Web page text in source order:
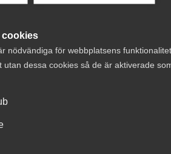
cookies
nödvändiga för webbplatsens
utan dessa cookies så de är aktiverade
en